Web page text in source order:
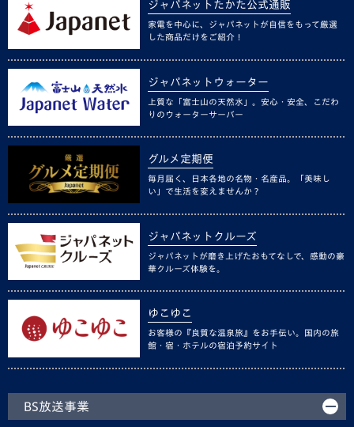
ジャパネットたかた公式通販
家電を中心に、ジャパネットが自信をもって厳選
した商品だけをご紹介！
ジャパネットウォーター
上質な「富士山の天然水」。安心・安全、こだわ
りのウォーターサーバー
グルメ定期便
毎月届く、日本各地の名物・名産品。「美味し
い」で生活を変えませんか？
ジャパネットクルーズ
ジャパネットが磨き上げたおもてなしで、感動の豪
華クルーズ体験を。
ゆこゆこ
お客様の『良質な温泉旅』をお手伝い。国内の旅
館・宿・ホテルの宿泊予約サイト
BS放送事業